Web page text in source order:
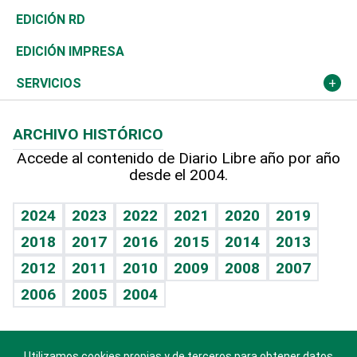
Ocenanía
Caribe
Resto del mundo
Telecom.
Global y variable
Economía personal
Sociales
Novedades
Podcast Arte Libre
Hablando con el pediatra
Vida y familia
Eñe
Celebrando la vida
Sin complejos
En pocas palabras
Tenis
Olimpismo
Más deportes
TBT Deportivo
El Espía
Noticiero Poteleche
Columnistas
Más firmas
Historia
Martes de tecnología
Cambio climático
Revista
Deportes
Opinión
Hecho en casa
Guía del dinero
EDICIÓN RD
EDICIÓN IMPRESA
SERVICIOS
Cumpleaños
Horóscopos
Crucigramas
ARCHIVO HISTÓRICO
Accede al contenido de Diario Libre año por año
desde el 2004.
2024 2023 2022 2021 2020
2019
2018
2017 2016 2015 2014
2013
2012
2011 2010 2009 2008
2007
2006
2005 2004